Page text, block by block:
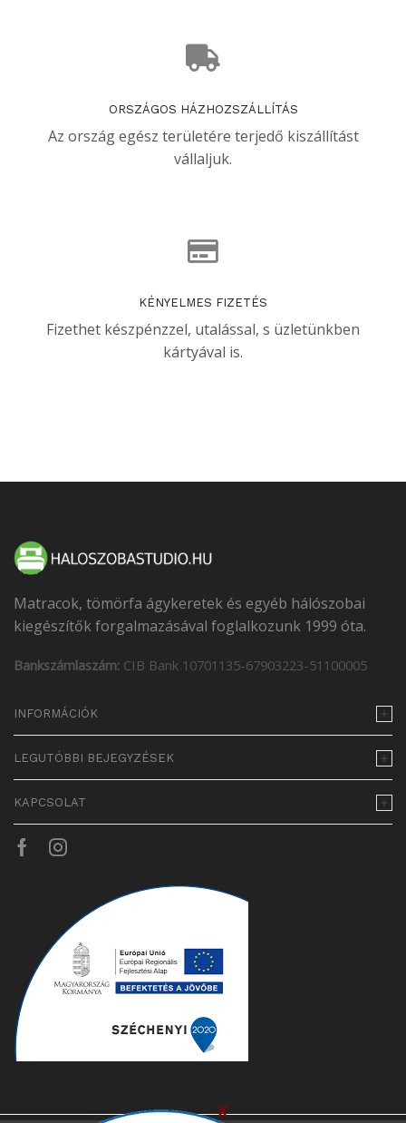
ORSZÁGOS HÁZHOZSZÁLLÍTÁS
Az ország egész területére terjedő kiszállítást
vállaljuk.
KÉNYELMES FIZETÉS
Fizethet készpénzzel, utalással, s üzletünkben
kártyával is.
Matracok, tömörfa ágykeretek és egyéb hálószobai
kiegészítők forgalmazásával foglalkozunk 1999 óta.
Bankszámlaszám: CIB Bank 10701135-67903223-51100005
INFORMÁCIÓK
LEGUTÓBBI BEJEGYZÉSEK
KAPCSOLAT
FacebookInstagram
x